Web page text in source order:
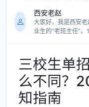
西安老赵
大家好，我是西安
业生的“老班主任”。
三校生单
么不同？
知指南